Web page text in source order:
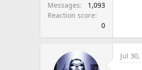
Messages
1,093
Reaction score
0
Jul 30,